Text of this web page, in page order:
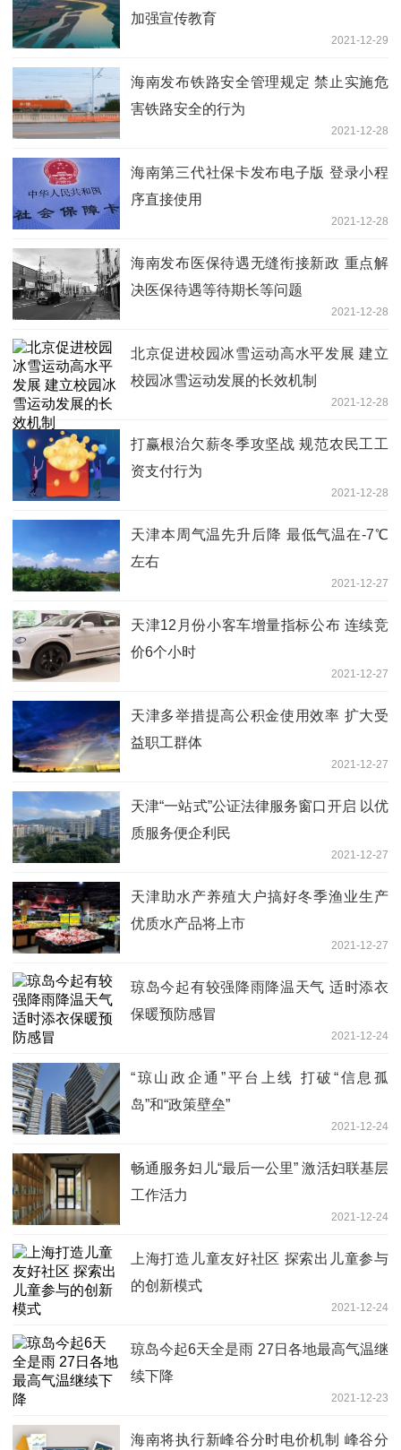
加强宣传教育
2021-12-29
海南发布铁路安全管理规定 禁止实施危
害铁路安全的行为
2021-12-28
海南第三代社保卡发布电子版 登录小程
序直接使用
2021-12-28
海南发布医保待遇无缝衔接新政 重点解
决医保待遇等待期长等问题
2021-12-28
北京促进校园冰雪运动高水平发展 建立
校园冰雪运动发展的长效机制
2021-12-28
打赢根治欠薪冬季攻坚战 规范农民工工
资支付行为
2021-12-28
天津本周气温先升后降 最低气温在-7℃
左右
2021-12-27
天津12月份小客车增量指标公布 连续竞
价6个小时
2021-12-27
天津多举措提高公积金使用效率 扩大受
益职工群体
2021-12-27
天津“一站式”公证法律服务窗口开启 以优
质服务便企利民
2021-12-27
天津助水产养殖大户搞好冬季渔业生产
优质水产品将上市
2021-12-27
琼岛今起有较强降雨降温天气 适时添衣
保暖预防感冒
2021-12-24
“琼山政企通”平台上线 打破“信息孤
岛”和“政策壁垒”
2021-12-24
畅通服务妇儿“最后一公里” 激活妇联基层
工作活力
2021-12-24
上海打造儿童友好社区 探索出儿童参与
的创新模式
2021-12-24
琼岛今起6天全是雨 27日各地最高气温继
续下降
2021-12-23
海南将执行新峰谷分时电价机制 峰谷分